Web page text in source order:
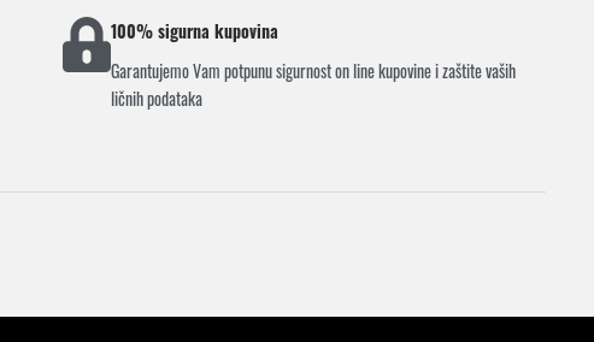
100% sigurna kupovina
Garantujemo Vam potpunu sigurnost on line kupovine i zaštite vaših
ličnih podataka